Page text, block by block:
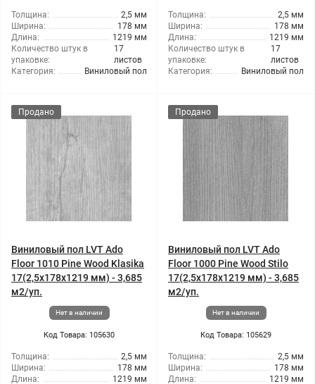
Толщина:
2,5 мм
Ширина:
178 мм
Длина:
1219 мм
Количество штук в
упаковке:
17
листов
Категория:
Виниловый пол
Толщина:
2,5 мм
Ширина:
178 мм
Длина:
1219 мм
Количество штук в
упаковке:
17
листов
Категория:
Виниловый пол
Продано
Виниловый пол LVT Ado
Floor 1010 Pine Wood Klasika
17(2,5x178x1219 мм) - 3,685
м2/уп.
Нет в наличии
Код Товара: 105630
Толщина:
2,5 мм
Ширина:
178 мм
Длина:
1219 мм
Продано
Виниловый пол LVT Ado
Floor 1000 Pine Wood Stilo
17(2,5x178x1219 мм) - 3,685
м2/уп.
Нет в наличии
Код Товара: 105629
Толщина:
2,5 мм
Ширина:
178 мм
Длина:
1219 мм